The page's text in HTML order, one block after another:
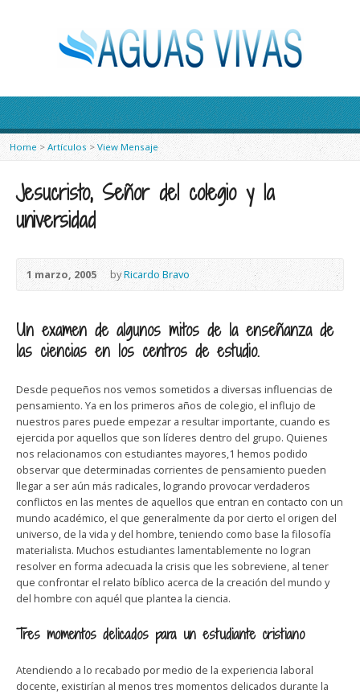
Home > Artículos > View Mensaje
Jesucristo, Señor del colegio y la
universidad
1 marzo, 2005 byRicardo Bravo
Un examen de algunos mitos de la enseñanza de
las ciencias en los centros de estudio.
Desde pequeños nos vemos sometidos a diversas influencias de
pensamiento. Ya en los primeros años de colegio, el influjo de
nuestros pares puede empezar a resultar importante, cuando es
ejercida por aquellos que son líderes dentro del grupo. Quienes
nos relacionamos con estudiantes mayores,1 hemos podido
observar que determinadas corrientes de pensamiento pueden
llegar a ser aún más radicales, logrando provocar verdaderos
conflictos en las mentes de aquellos que entran en contacto con un
mundo académico, el que generalmente da por cierto el origen del
universo, de la vida y del hombre, teniendo como base la filosofía
materialista. Muchos estudiantes lamentablemente no logran
resolver en forma adecuada la crisis que les sobreviene, al tener
que confrontar el relato bíblico acerca de la creación del mundo y
del hombre con aquél que plantea la ciencia.
Tres momentos delicados para un estudiante cristiano
Atendiendo a lo recabado por medio de la experiencia laboral
docente, existirían al menos tres momentos delicados durante la